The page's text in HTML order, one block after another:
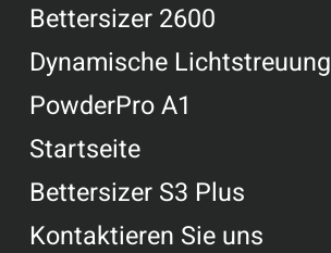
Bettersizer 2600
Dynamische Lichtstreuung
PowderPro A1
Startseite
Bettersizer S3 Plus
Kontaktieren Sie uns